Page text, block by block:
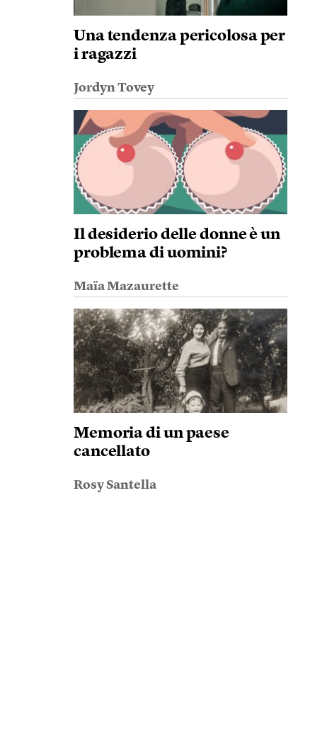
Una tendenza pericolosa per
i ragazzi
Jordyn Tovey
Il desiderio delle donne è un
problema di uomini?
Maïa Mazaurette
Memoria di un paese
cancellato
Rosy Santella